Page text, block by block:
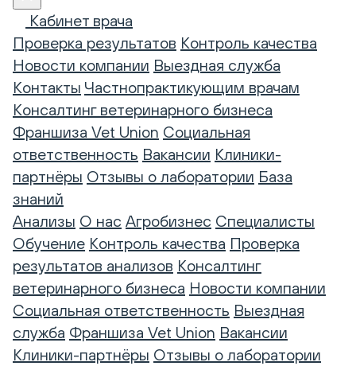
Кабинет врача
Проверка результатов Контроль качества
Новости компании Выездная служба
Контакты Частнопрактикующим врачам
Консалтинг ветеринарного бизнеса
Франшиза Vet Union Социальная
ответственность Вакансии Клиники-
партнёры Отзывы о лаборатории База
знаний
Анализы О нас Агробизнес Специалисты
Обучение Контроль качества Проверка
результатов анализов Консалтинг
ветеринарного бизнеса Новости компании
Социальная ответственность Выездная
служба Франшиза Vet Union Вакансии
Клиники-партнёры Отзывы о лаборатории